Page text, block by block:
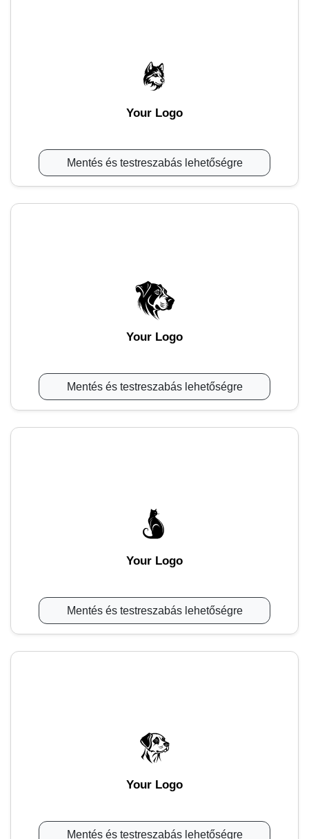
Your Logo
Mentés és testreszabás lehetőségre
Your Logo
Mentés és testreszabás lehetőségre
Your Logo
Mentés és testreszabás lehetőségre
Your Logo
Mentés és testreszabás lehetőségre